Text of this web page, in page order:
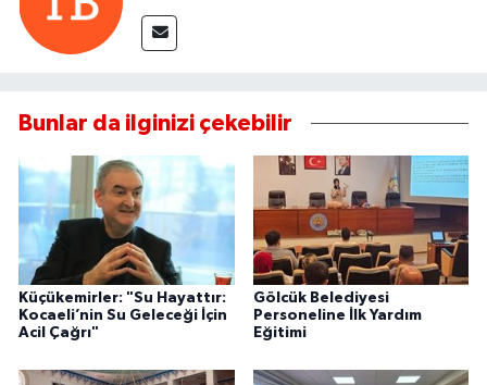
Bunlar da ilginizi çekebilir
Küçükemirler: "Su Hayattır:
Kocaeli’nin Su Geleceği İçin
Acil Çağrı"
Gölcük Belediyesi
Personeline İlk Yardım
Eğitimi